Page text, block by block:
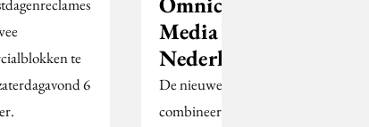
te
6
Media in
Nederland
De nieuwe entiteit
combineert de expertise